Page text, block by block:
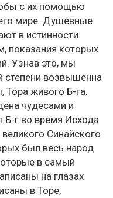
с их помощью
его мире. Душевные
в истинности
показания которых
Узнав это, мы
степени возвышенна
Тора живого Б-га.
чудесами и
Б-г во время Исхода
Синайского
был весь народ
в самый
на глазах
в Торе,